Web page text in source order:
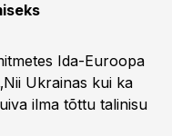
Ida-Euroopa
Ukrainas kui ka
ilma tõttu talinisu